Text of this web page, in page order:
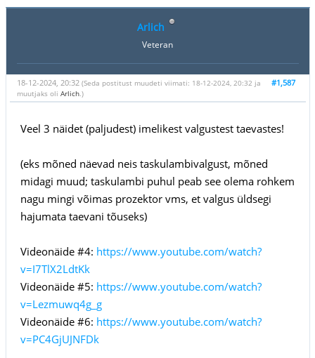
Arlich
Veteran
#1,587
18-12-2024, 20:32 (Seda postitust muudeti viimati: 18-12-2024, 20:32 ja
muutjaks oli Arlich.)
Veel 3 näidet (paljudest) imelikest valgustest taevastes!
(eks mõned näevad neis taskulambivalgust, mõned
midagi muud; taskulambi puhul peab see olema rohkem
nagu mingi võimas prozektor vms, et valgus üldsegi
hajumata taevani tõuseks)
Videonäide #4: https://www.youtube.com/watch?
v=I7TlX2LdtKk
Videonäide #5: https://www.youtube.com/watch?
v=Lezmuwq4g_g
Videonäide #6: https://www.youtube.com/watch?
v=PC4GjUJNFDk